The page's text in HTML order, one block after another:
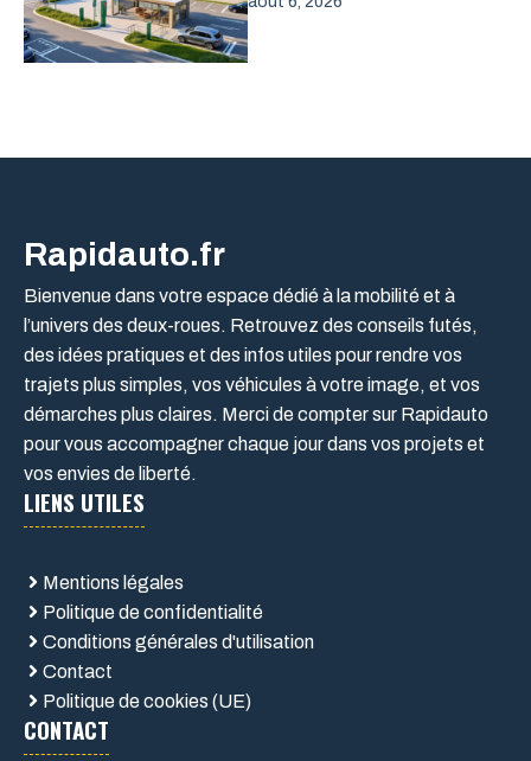
Rapidauto.fr
Bienvenue dans votre espace dédié à la mobilité et à
l’univers des deux-roues. Retrouvez des conseils futés,
des idées pratiques et des infos utiles pour rendre vos
trajets plus simples, vos véhicules à votre image, et vos
démarches plus claires. Merci de compter sur Rapidauto
pour vous accompagner chaque jour dans vos projets et
vos envies de liberté.
LIENS UTILES
Mentions légales
Politique de confidentialité
Conditions générales d'utilisation
Contact
Politique de cookies (UE)
CONTACT